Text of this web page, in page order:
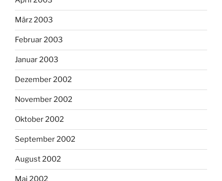
März 2003
Februar 2003
Januar 2003
Dezember 2002
November 2002
Oktober 2002
September 2002
August 2002
Mai 2002